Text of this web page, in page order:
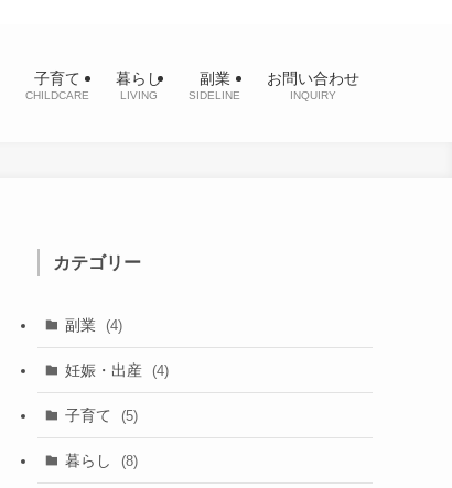
子育て
CHILDCARE
暮らし
LIVING
副業
SIDELINE
お問い合わせ
INQUIRY
カテゴリー
副業 (4)
妊娠・出産 (4)
子育て (5)
暮らし (8)